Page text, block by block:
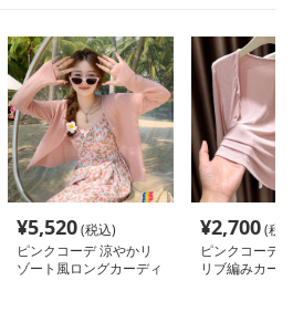
¥5,520(税込)
ピンクコーデ 涼やかリ
ゾート風ロングカーディ
¥2,700(税
ピンクコーデ
リブ編みカー